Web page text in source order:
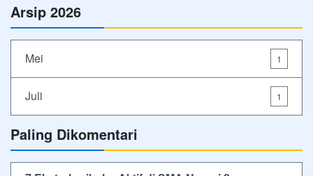
Arsip 2026
Mei 1
Juli 1
Paling Dikomentari